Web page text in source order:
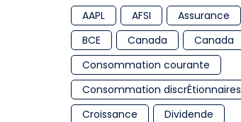
AAPL AFSI
Assurance
BCE
Canada
Canada
Consommation courante
Consommation discrÈtionnaires
Croissance
Dividende